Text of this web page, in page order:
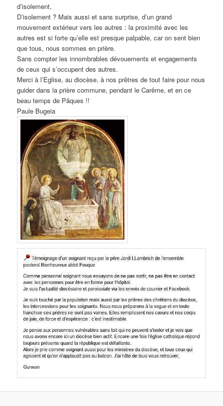
d’isolement,
D’isolement ? Mais aussi et sans surprise, d’un grand
mouvement extérieur vers les autres : la proximité avec les
autres est si forte qu’elle est presque palpable, car on sent bien
que tous, nous sommes en prière.
Sans compter les innombrables dévouements et engagements
de ceux qui s’occupent des autres.
Merci à l’Eglise, au diocèse, à nos prêtres de tout faire pour nous
guider dans la prière commune, pendant le Carême, et en ce
beau temps de Pâques !!
Paule Bugeia